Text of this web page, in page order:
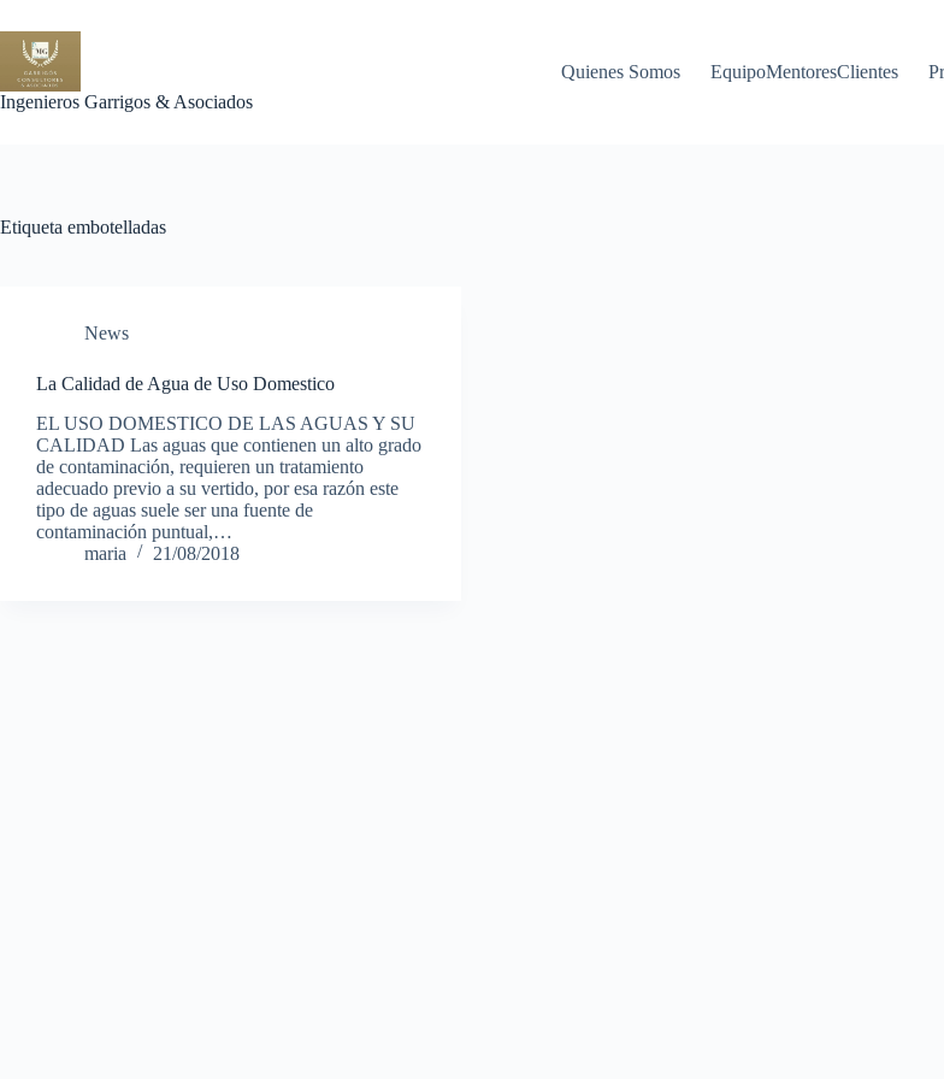
al
contenido
Ingenieros Garrigos & Asociados
Quienes Somos EquipoMentoresClientes
Etiqueta embotelladas
News
La Calidad de Agua de Uso Domestico
EL USO DOMESTICO DE LAS AGUAS Y SU
CALIDAD Las aguas que contienen un alto grado
de contaminación, requieren un tratamiento
adecuado previo a su vertido, por esa razón este
tipo de aguas suele ser una fuente de
contaminación puntual,…
maria
21/08/2018